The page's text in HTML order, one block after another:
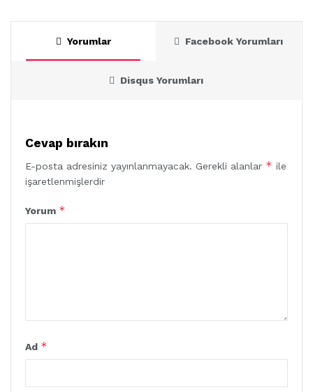
Yorumlar Facebook Yorumları
Disqus Yorumları
Cevap bırakın
E-posta adresiniz yayınlanmayacak. Gerekli alanlar * ile
işaretlenmişlerdir
Yorum *
Ad *